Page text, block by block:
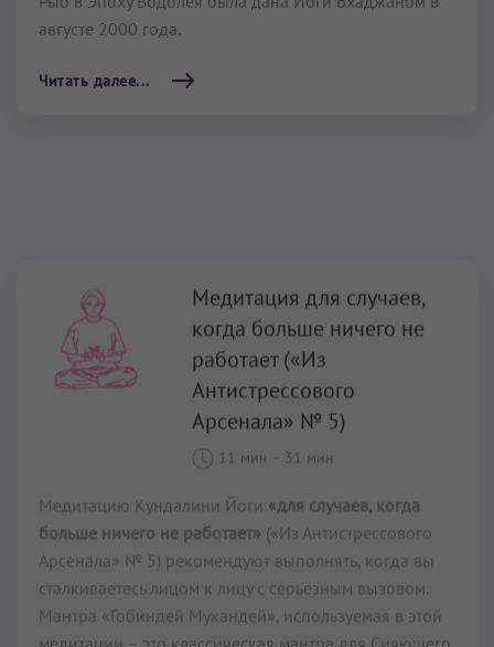
Читать далее...
11 мин–31 мин
Медитацию Кундалини Йоги«для случаев, когда
больше ничего не работает»
Арсенала» № 5) рекомендуют выполнять, когда вы
сталкиваетесь лицом к лицу с серьёзным вызовом.
Мантра «Гобиндей Мукандей», используемая в этой
тела. Она способна помочь вам прорваться через
глубоко заложенные блоки. Ее так же часто
используют в контексте привлечения процветания.
Читать далее...